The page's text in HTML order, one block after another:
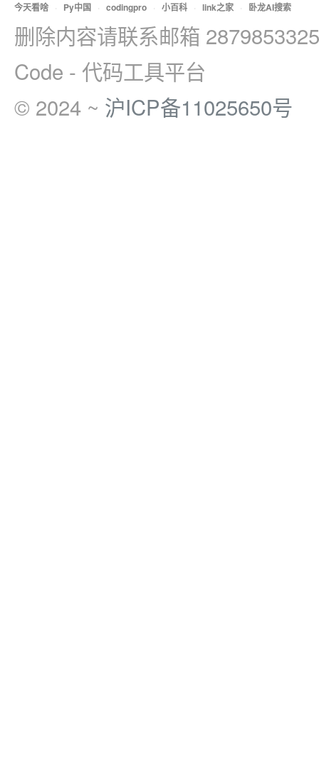
今天看啥 · Py中国 · codingpro · 小百科 · link之家 · 卧龙AI搜索
删除内容请联系邮箱
Code - 代码工具平台
© 2024 ~ 沪ICP备11025650号